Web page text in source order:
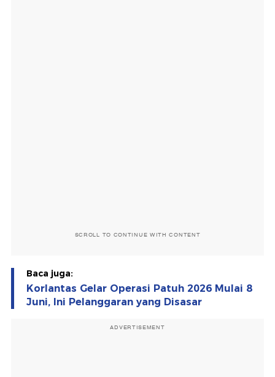
SCROLL TO CONTINUE WITH CONTENT
Baca juga:
Korlantas Gelar Operasi Patuh 2026 Mulai 8
Juni, Ini Pelanggaran yang Disasar
ADVERTISEMENT